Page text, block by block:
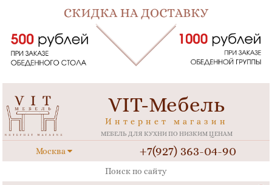
VIT-Мебель
Интернет магазин
МЕБЕЛЬ ДЛЯ КУХНИ ПО НИЗКИМ ЦЕНАМ
Москва +7(927) 363-04-90